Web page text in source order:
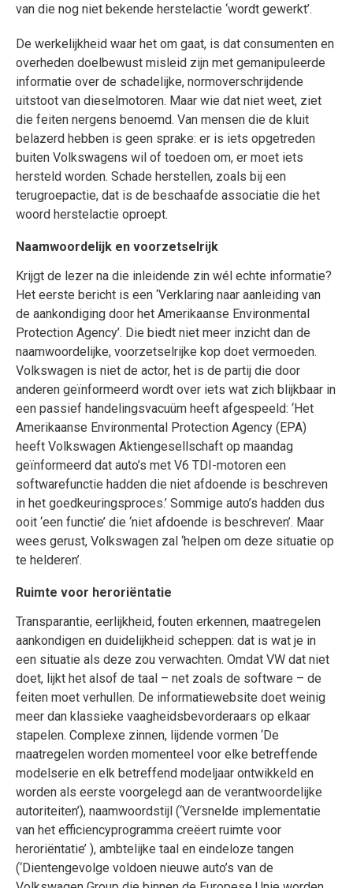
van die nog niet bekende herstelactie ‘wordt gewerkt’.
De werkelijkheid waar het om gaat, is dat consumenten en
overheden doelbewust misleid zijn met gemanipuleerde
informatie over de schadelijke, normoverschrijdende
uitstoot van dieselmotoren. Maar wie dat niet weet, ziet
die feiten nergens benoemd. Van mensen die de kluit
belazerd hebben is geen sprake: er is iets opgetreden
buiten Volkswagens wil of toedoen om, er moet iets
hersteld worden. Schade herstellen, zoals bij een
terugroepactie, dat is de beschaafde associatie die het
woord herstelactie oproept.
Naamwoordelijk en voorzetselrijk
Krijgt de lezer na die inleidende zin wél echte informatie?
Het eerste bericht is een ‘Verklaring naar aanleiding van
de aankondiging door het Amerikaanse Environmental
Protection Agency’. Die biedt niet meer inzicht dan de
naamwoordelijke, voorzetselrijke kop doet vermoeden.
Volkswagen is niet de actor, het is de partij die door
anderen geïnformeerd wordt over iets wat zich blijkbaar in
een passief handelingsvacuüm heeft afgespeeld: ‘Het
Amerikaanse Environmental Protection Agency (EPA)
heeft Volkswagen Aktiengesellschaft op maandag
geïnformeerd dat auto’s met V6 TDI-motoren een
softwarefunctie hadden die niet afdoende is beschreven
in het goedkeuringsproces.’ Sommige auto’s hadden dus
ooit ‘een functie’ die ‘niet afdoende is beschreven’. Maar
wees gerust, Volkswagen zal ‘helpen om deze situatie op
te helderen’.
Ruimte voor heroriëntatie
Transparantie, eerlijkheid, fouten erkennen, maatregelen
aankondigen en duidelijkheid scheppen: dat is wat je in
een situatie als deze zou verwachten. Omdat VW dat niet
doet, lijkt het alsof de taal – net zoals de software – de
feiten moet verhullen. De informatiewebsite doet weinig
meer dan klassieke vaagheidsbevorderaars op elkaar
stapelen. Complexe zinnen, lijdende vormen ‘De
maatregelen worden momenteel voor elke betreffende
modelserie en elk betreffend modeljaar ontwikkeld en
worden als eerste voorgelegd aan de verantwoordelijke
autoriteiten’), naamwoordstijl (‘Versnelde implementatie
van het efficiencyprogramma creëert ruimte voor
heroriëntatie’ ), ambtelijke taal en eindeloze tangen
(‘Dientengevolge voldoen nieuwe auto’s van de